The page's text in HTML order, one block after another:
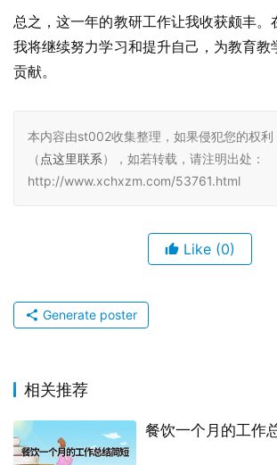
总之，这一年的教研工作让我收获颇丰。
我将继续努力学习和提升自己，为教育教
贡献。
本内容由st002收集整理，如果侵犯您的权利
（ 点这里联系），如若转载，请注明出处：
http://www.xchxzm.com/53761.html
Like (0)
Generate poster
相关推荐
餐饮一个月的工作